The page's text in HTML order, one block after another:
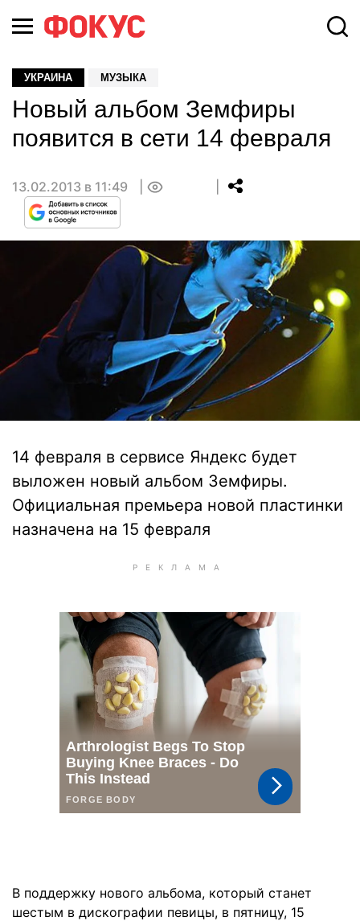
УКРАИНА МУЗЫКА
Новый альбом Земфиры
появится в сети 14 февраля
13.02.2013 в 11:49
14 февраля в сервисе Яндекс будет
выложен новый альбом Земфиры.
Официальная премьера новой пластинки
назначена на 15 февраля
В поддержку нового альбома, который станет
шестым в дискографии певицы, в пятницу, 15